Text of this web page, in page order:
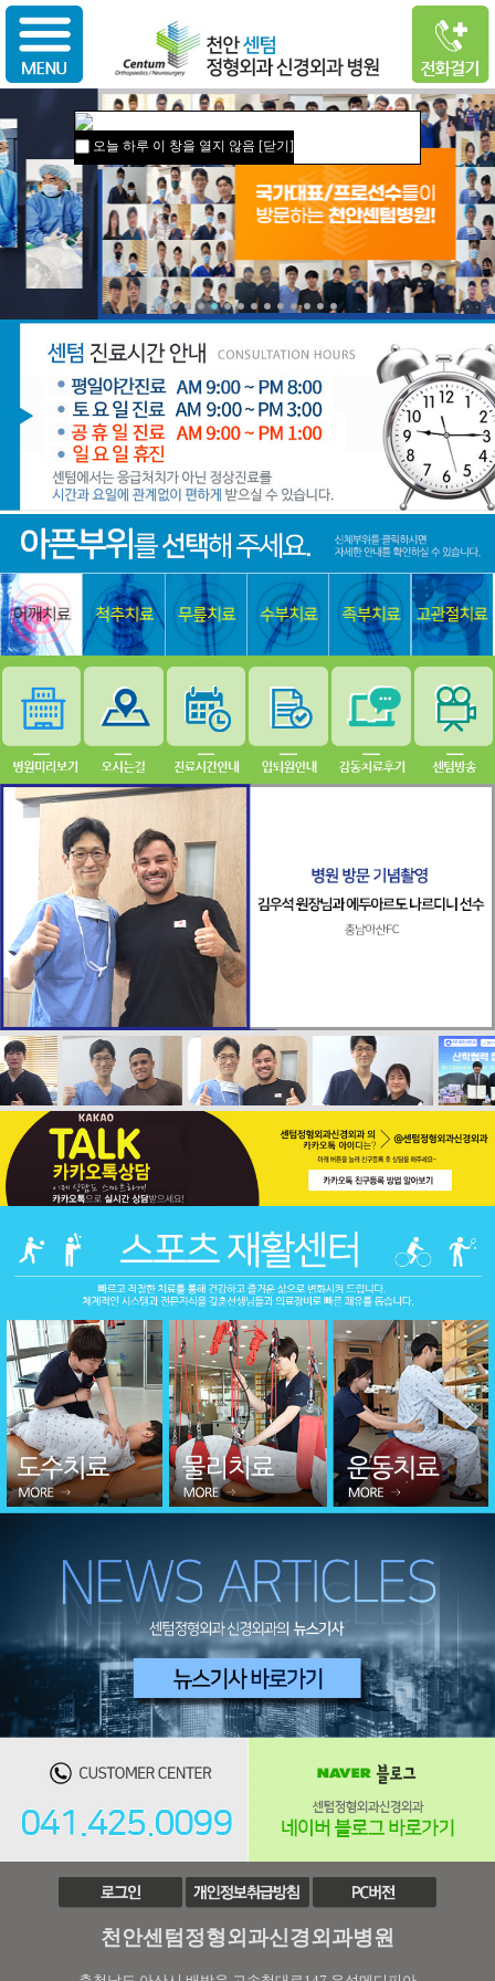
오늘 하루 이 창을 열지 않음 [닫기]
천안센텀정형외과신경외과병원